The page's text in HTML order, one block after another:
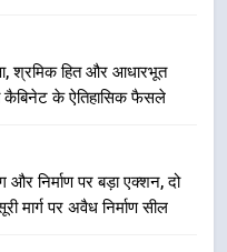
श्रमिक हित और आधारभूत
कैबिनेट के ऐतिहासिक फैसले
और निर्माण पर बड़ा एक्शन, दो
मार्ग पर अवैध निर्माण सील
सर्वोच्च प्राथमिकता, आने
हजारों पदों पर की जाएगी
आर्थिक कॉरिडोर से जुड़ी
बाईपास परियोजना